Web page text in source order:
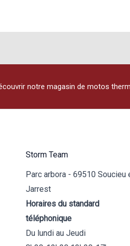
notre magasin de motos
Storm Team
Parc arbora - 69510 Soucieu
Jarrest
Horaires du standard
téléphonique
Du lundi au Jeudi